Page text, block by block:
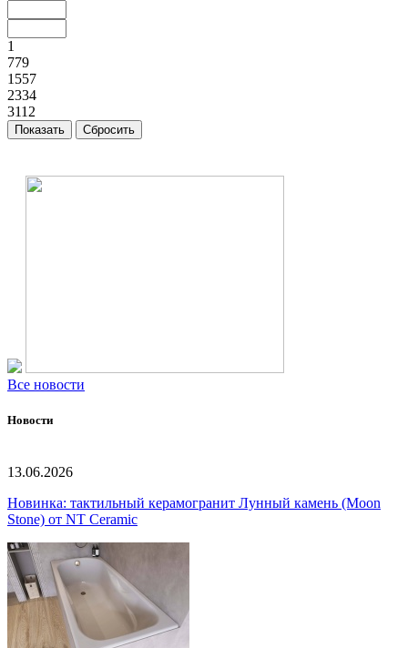
1
779
1557
2334
3112
Все новости
Новости
13.06.2026
Новинка: тактильный керамогранит Лунный камень (Moon
Stone) от NT Ceramic